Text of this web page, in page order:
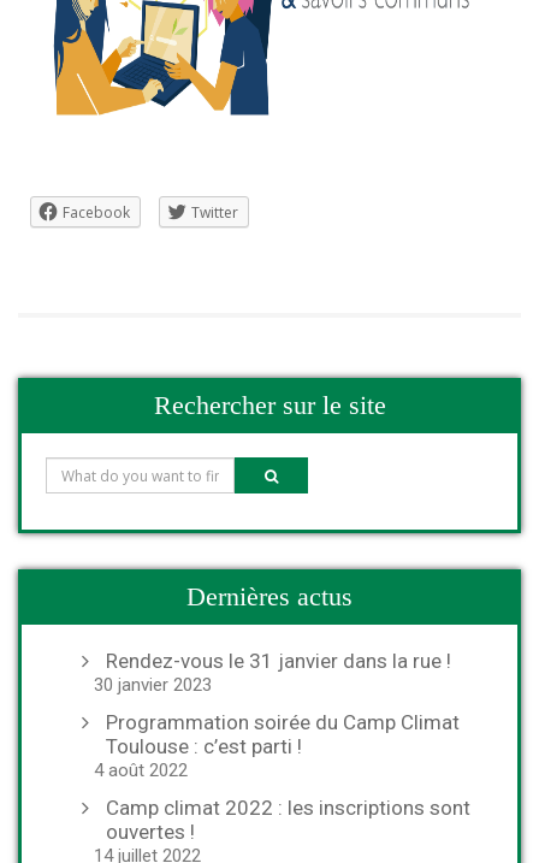
Facebook Twitter
Rechercher sur le site
Dernières actus
Rendez-vous le 31 janvier dans la rue !
30 janvier 2023
Programmation soirée du Camp Climat
Toulouse : c’est parti !
4 août 2022
Camp climat 2022 : les inscriptions sont
ouvertes !
14 juillet 2022